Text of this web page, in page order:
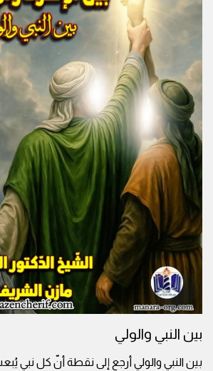
بين النبي والولي
بين النبي والولي أرجع إلى نقطة أنّ كل نبي